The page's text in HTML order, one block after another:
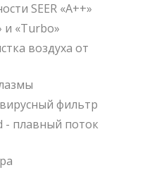
SEER «A++»
и «Turbo»
воздуха от
фильтр
- плавный поток